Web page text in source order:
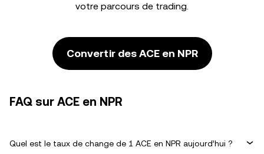
votre parcours de trading.
Convertir des ACE en NPR
FAQ sur ACE en NPR
Quel est le taux de change de 1 ACE en NPR aujourd’hui ?